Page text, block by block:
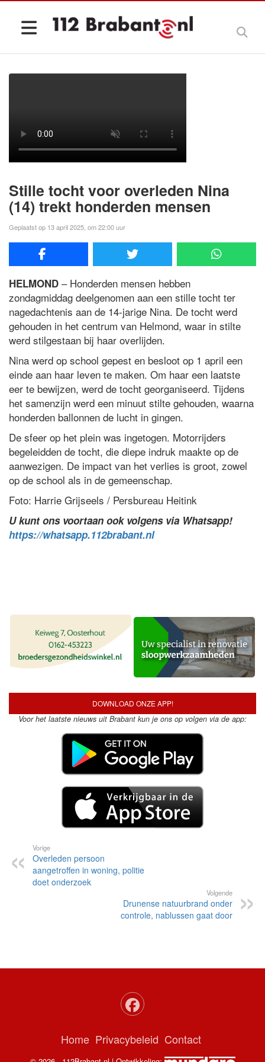
Stille tocht voor overleden Nina
(14) trekt honderden mensen
Geplaatst op 13 april 2025, om 22:00 uur
HELMOND – Honderden mensen hebben
zondagmiddag deelgenomen aan een stille tocht ter
nagedachtenis aan de 14-jarige Nina. De tocht werd
gehouden in het centrum van Helmond, waar in stilte
werd stilgestaan bij haar overlijden.
Nina werd op school gepest en besloot op 1 april een
einde aan haar leven te maken. Om haar een laatste
eer te bewijzen, werd de tocht georganiseerd. Tijdens
het samenzijn werd een minuut stilte gehouden, waarna
honderden ballonnen de lucht in gingen.
De sfeer op het plein was ingetogen. Motorrijders
begeleidden de tocht, die diepe indruk maakte op de
aanwezigen. De impact van het verlies is groot, zowel
op de school als in de gemeenschap.
Foto: Harrie Grijseels / Persbureau Heitink
U kunt ons voortaan ook volgens via Whatsapp!
https://whatsapp.112brabant.nl
DOWNLOAD ONZE APP!
Voor het laatste nieuws uit Brabant kun je ons op volgen via de app:
Vorige
Overleden persoon
aangetroffen in woning, politie
doet onderzoek
Volgende
Drunense natuurbrand onder
controle, nablussen gaat door
Home Privacybeleid Contact